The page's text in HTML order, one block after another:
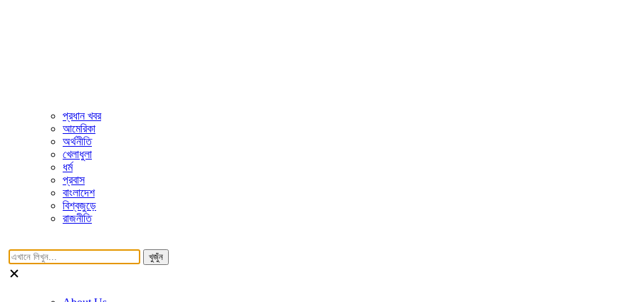
প্রধান খবর
আমেরিকা
অর্থনীতি
খেলাধুলা
ধর্ম
প্রবাস
বাংলাদেশ
বিশ্বজুড়ে
রাজনীতি
খুজুঁন